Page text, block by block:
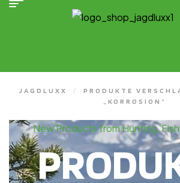
JAGDLUXX /
PRODUKTE
„KORROSION“
New Products from Hunting,